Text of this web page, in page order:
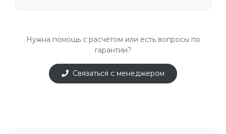
Нужна помощь с расчётом или есть вопросы по
гарантии?
Связаться с менеджером